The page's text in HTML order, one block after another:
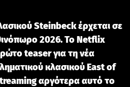
δείτε το trailer
Steinbeck έρχεται σε
2026. Το Netflix
teaser για τη νέα
κλασικού East of
αργότερα αυτό το